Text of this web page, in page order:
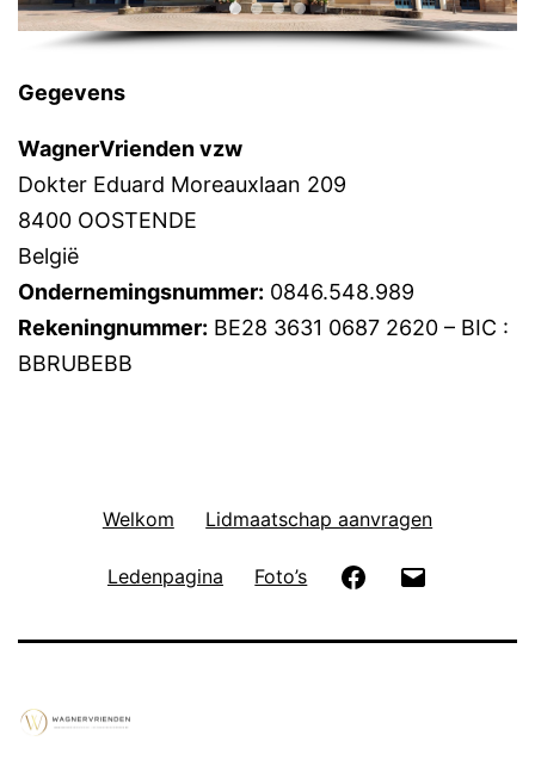
Gegevens
WagnerVrienden vzw
Dokter Eduard Moreauxlaan 209
8400 OOSTENDE
België
Ondernemingsnummer: 0846.548.989
Rekeningnummer: BE28 3631 0687 2620 – BIC :
BBRUBEBB
Welkom Lidmaatschap aanvragen
Ledenpagina Foto’s Facebook